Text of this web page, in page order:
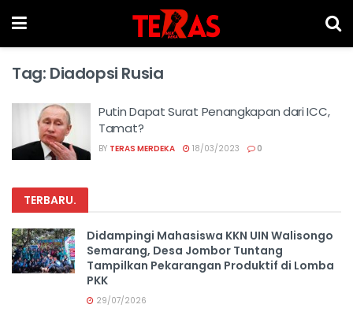
Tag: Diadopsi Rusia
Putin Dapat Surat Penangkapan dari ICC,
Tamat?
BY TERAS MERDEKA 18/03/2023 0
TERBARU.
Didampingi Mahasiswa KKN UIN Walisongo
Semarang, Desa Jombor Tuntang
Tampilkan Pekarangan Produktif di Lomba
PKK
29/07/2026